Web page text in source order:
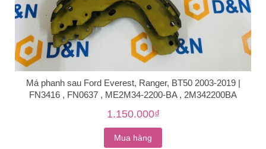
Má phanh sau Ford Everest, Ranger, BT50 2003-2019 |
FN3416 , FN0637 , ME2M34-2200-BA , 2M342200BA
1.150.000₫
Mua hàng